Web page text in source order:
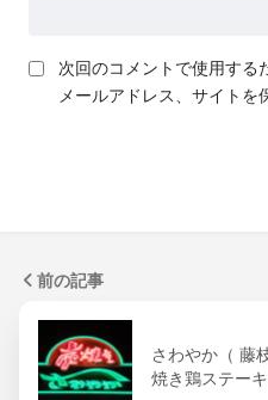
次回のコメントで使用する
メールアドレス、サイトを
前の記事
さわやか（ 藤
焼き鶏ステーキ